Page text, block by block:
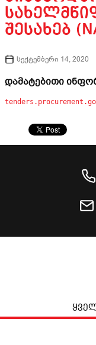
ᲨᲔᲡᲐᲮᲔᲑ
სექტემბერი 14, 2020
დამატებითი